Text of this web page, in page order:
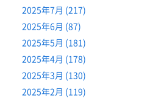
2025年7月 (217)
2025年6月 (87)
2025年5月 (181)
2025年4月 (178)
2025年3月 (130)
2025年2月 (119)